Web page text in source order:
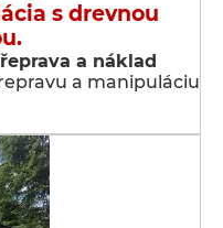
s drevnou
a náklad
a manipuláciu